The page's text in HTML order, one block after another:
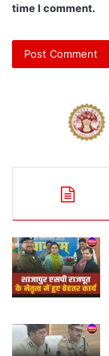
time I comment.